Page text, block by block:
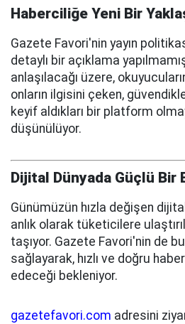
Haberciliğe Yeni Bir
Gazete Favori'nin yayın
detaylı bir açıklama
anlaşılacağı üzere,
onların ilgisini çeken,
keyif aldıkları bir platform
düşünülüyor.
Dijital Dünyada Güçlü Bir
Günümüzün hızla değişen
anlık olarak tüketicilere
taşıyor. Gazete Favori'nin de
sağlayarak, hızlı ve doğru
edeceği bekleniyor.
gazetefavori.com adresini